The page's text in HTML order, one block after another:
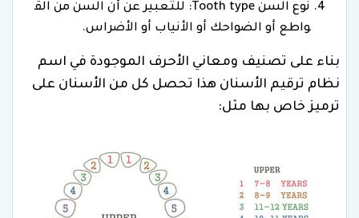
نوع السن Tooth type: للتعبير عن أن السن من الق
واطع أو الضواحك أو الأنياب أو الأضراس.
بناء على تصنيف ومعاني الأحرف الموجودة في اسم
نظام ترقيم الأسنان هذا تحصل كل من الأسنان على
ترميز خاص بها مثل: